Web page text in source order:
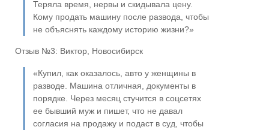
Теряла время, нервы и скидывала цену.
Кому продать машину после развода, чтобы
не объяснять каждому историю жизни?»
Отзыв №3: Виктор, Новосибирск
«Купил, как оказалось, авто у женщины в
разводе. Машина отличная, документы в
порядке. Через месяц стучится в соцсетях
ее бывший муж и пишет, что не давал
согласия на продажу и подаст в суд, чтобы